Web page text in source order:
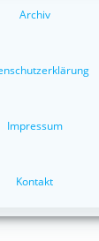
Archiv
Impressum
Kontakt